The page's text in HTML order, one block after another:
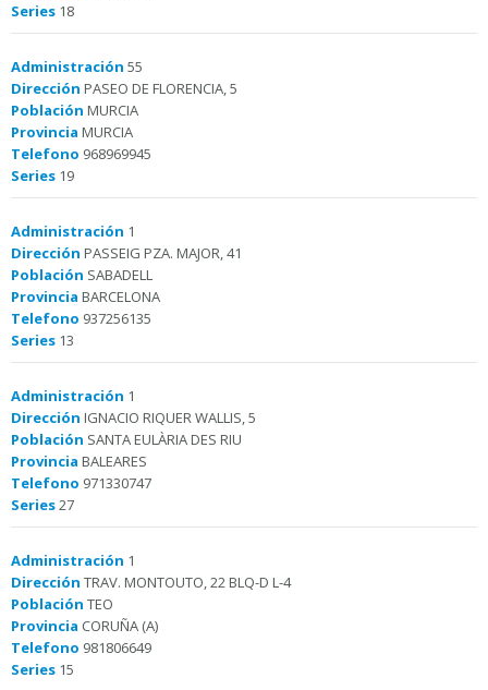
Series 18
Administración 55
Dirección PASEO DE FLORENCIA, 5
Población MURCIA
Provincia MURCIA
Telefono 968969945
Series 19
Administración 1
Dirección PASSEIG PZA. MAJOR, 41
Población SABADELL
Provincia BARCELONA
Telefono 937256135
Series 13
Administración 1
Dirección IGNACIO RIQUER WALLIS, 5
Población SANTA EULÀRIA DES RIU
Provincia BALEARES
Telefono 971330747
Series27
Administración 1
Dirección TRAV. MONTOUTO, 22 BLQ-D L-4
Población TEO
Provincia CORUÑA (A)
Telefono 981806649
Series 15